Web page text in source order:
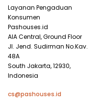
Layanan Pengaduan
Konsumen
Pashouses.id
AIA Central, Ground Floor
Jl. Jend. Sudirman No.Kav.
48A
South Jakarta, 12930,
Indonesia
cs@pashouses.id